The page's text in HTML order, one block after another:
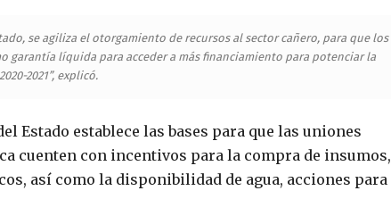
se agiliza el otorgamiento de recursos al sector cañero, para que los
garantía líquida para acceder a más financiamiento para potenciar la
2021”, explicó.
Estado establece las bases para que las uniones
cuenten con incentivos para la compra de insumos,
así como la disponibilidad de agua, acciones para